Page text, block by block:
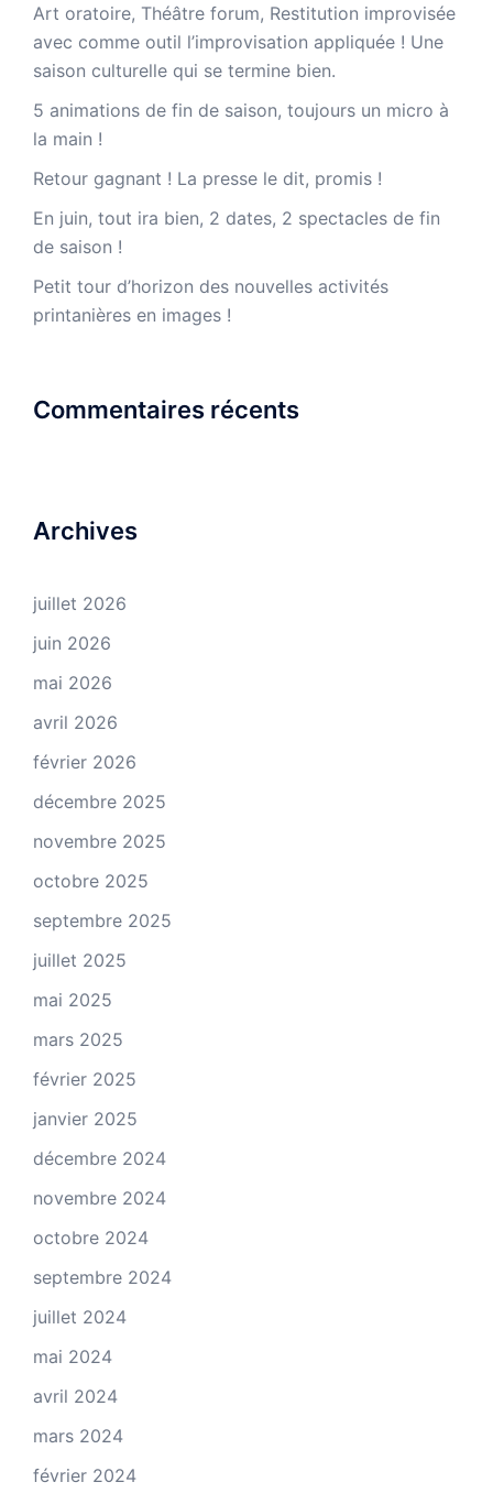
Art oratoire, Théâtre forum, Restitution improvisée
avec comme outil l’improvisation appliquée ! Une
saison culturelle qui se termine bien.
5 animations de fin de saison, toujours un micro à
la main !
Retour gagnant ! La presse le dit, promis !
En juin, tout ira bien, 2 dates, 2 spectacles de fin
de saison !
Petit tour d’horizon des nouvelles activités
printanières en images !
Commentaires récents
Archives
juillet 2026
juin 2026
mai 2026
avril 2026
février 2026
décembre 2025
novembre 2025
octobre 2025
septembre 2025
juillet 2025
mai 2025
mars 2025
février 2025
janvier 2025
décembre 2024
novembre 2024
octobre 2024
septembre 2024
juillet 2024
mai 2024
avril 2024
mars 2024
février 2024